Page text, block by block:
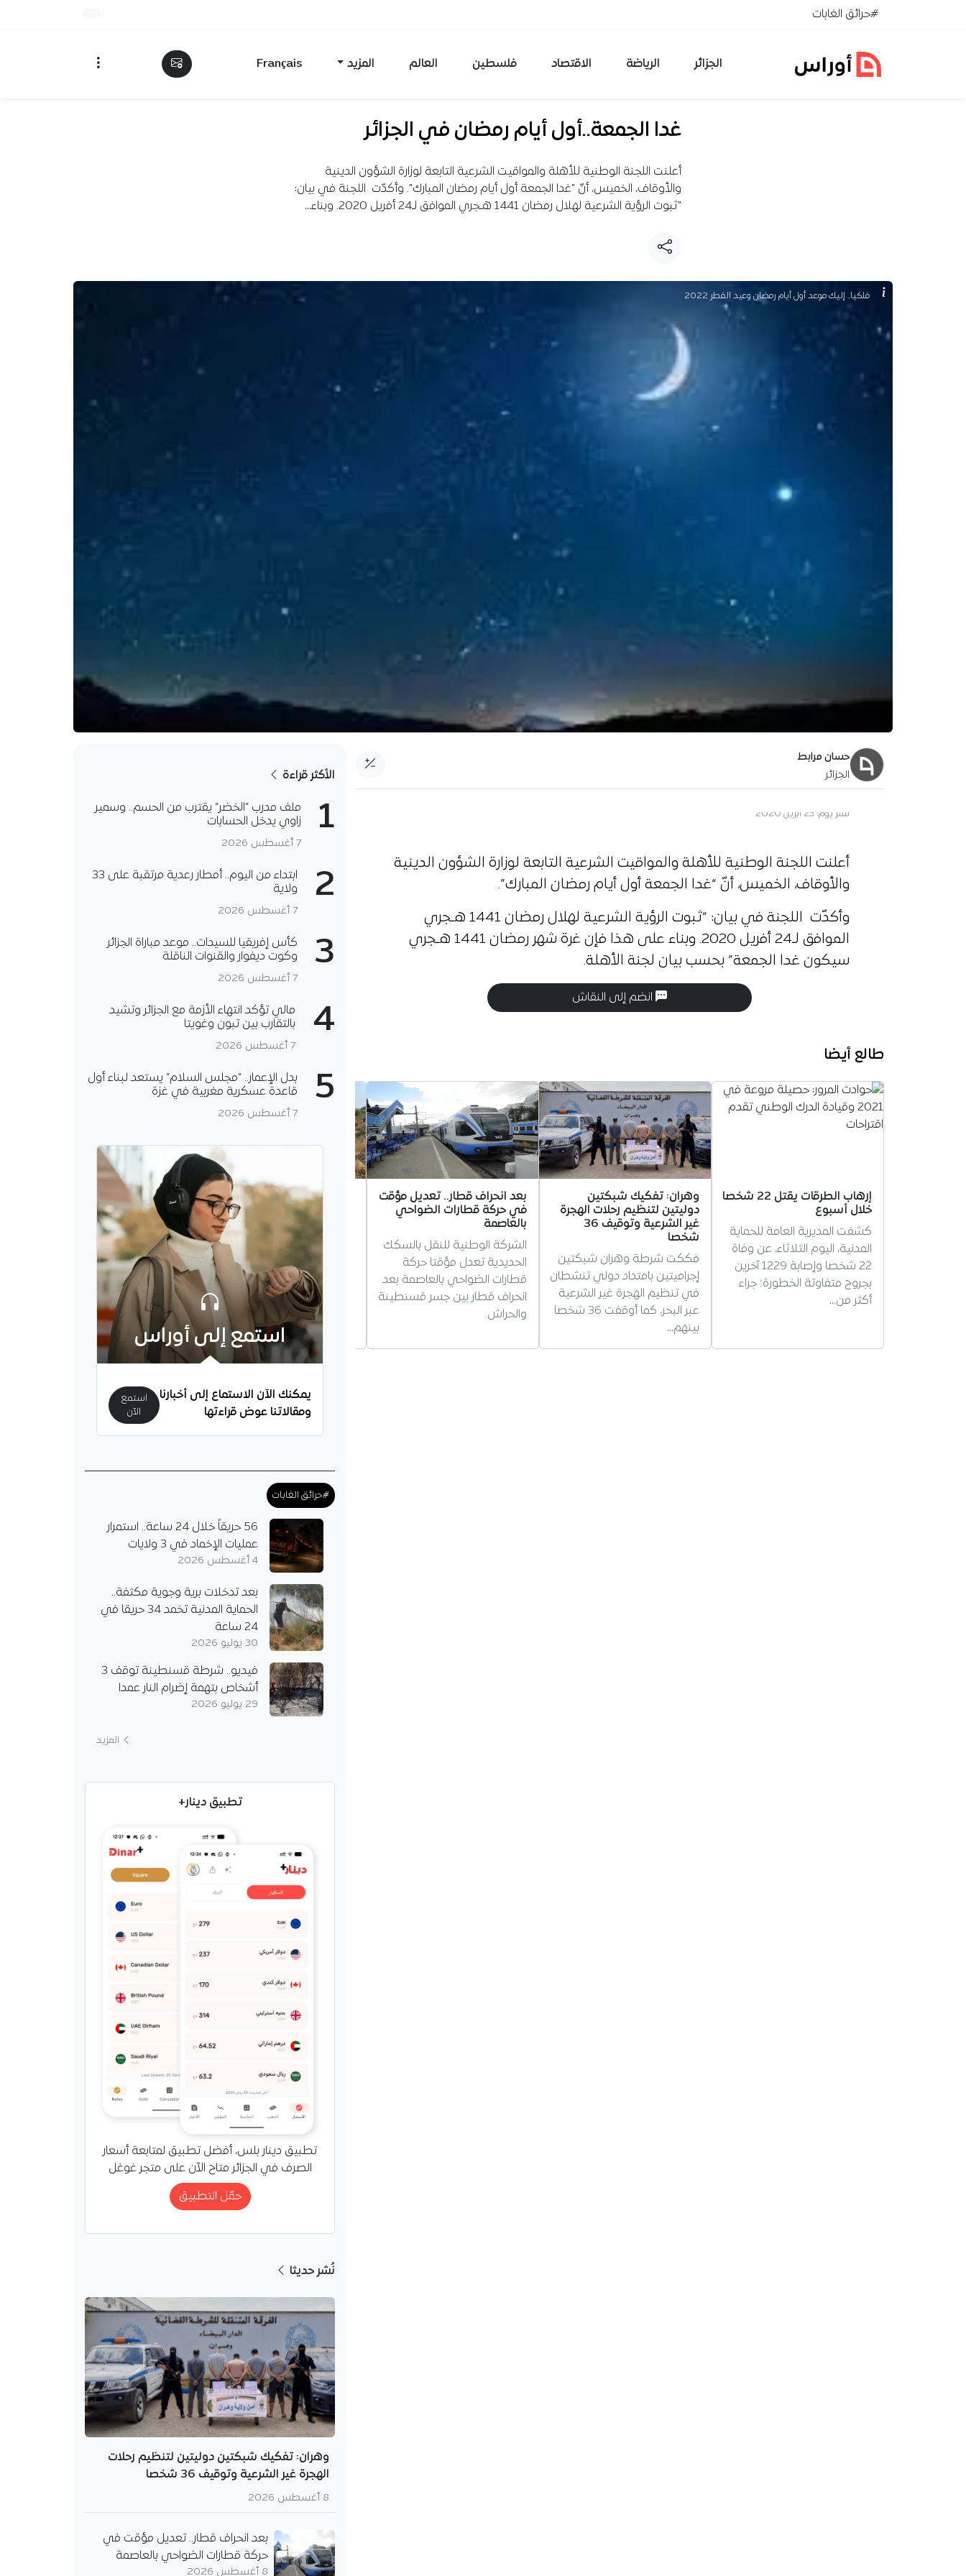
تخطي إلى المحتوى#حرائق الغابات
الجزائر الرياضة الاقتصاد فلسطين العالم المزيد Français
غدا الجمعة..أول أيام رمضان في الجزائر
أعلنت اللجنة الوطنية للأهلة والمواقيت الشرعية التابعة لوزارة الشؤون الدينية
والأوقاف، الخميس، أنّ "غدا الجمعة أول أيام رمضان المبارك". وأكدّت اللجنة في بيان:
"ثبوت الرؤية الشرعية لهلال رمضان 1441 هـجري الموافق لـ24 أفريل 2020. وبناء…
فلكيا.. إليك موعد أول أيام رمضان وعيد الفطر 2022
حسان مرابط
الجزائر
آخر تحديث:24 أبريل 2020
أعلنت اللجنة الوطنية للأهلة والمواقيت الشرعية التابعة لوزارة الشؤون الدينية
والأوقاف، الخميس، أنّ “غدا الجمعة أول أيام رمضان المبارك”.
وأكدّت اللجنة في بيان: “ثبوت الرؤية الشرعية لهلال رمضان 1441 هـجري
الموافق لـ24 أفريل 2020. وبناء على هذا فإن غرة شهر رمضان 1441 هـجري
سيكون غدا الجمعة” بحسب بيان لجنة الأهلة.
انضم إلى النقاش
طالع أيضا
إرهاب الطرقات يقتل 22 شخصا
خلال أسبوع
كشفت المديرية العامة للحماية
المدنية، اليوم الثلاثاء، عن وفاة
22 شخصا وإصابة 1229 آخرين
بجروح متفاوتة الخطورة؛ جراء
أكثر من…
وهران: تفكيك شبكتين
دوليتين لتنظيم رحلات الهجرة
غير الشرعية وتوقيف 36
شخصا
فككت شرطة وهران شبكتين
إجراميتين بامتداد دولي تنشطان
في تنظيم الهجرة غير الشرعية
عبر البحر، كما أوقفت 36 شخصا
بينهم…
بعد انحراف قطار.. تعديل مؤقت
في حركة قطارات الضواحي
بالعاصمة
الشركة الوطنية للنقل بالسكك
الحديدية تعدل مؤقتا حركة
قطارات الضواحي بالعاصمة بعد
انحراف قطار بين جسر قسنطينة
والحراش.
موعد عرض نتائج التحقيق
الإبتدائي لفاجعة بومرداس
النائب العام لدى مجلس قضاء
بومرداس يعقد اليوم ندوة
صحفية لكشف نتائج التحقيق
الابتدائي في حادث انقلاب
الحافلة الذي خلف…
الأكثر قراءة
1
ملف مدرب “الخضر” يقترب من الحسم.. وسمير
زاوي يدخل الحسابات
7 أغسطس 2026
2
ابتداء من اليوم.. أمطار رعدية مرتقبة على 33
ولاية
7 أغسطس 2026
3
كأس إفريقيا للسيدات.. موعد مباراة الجزائر
وكوت ديفوار والقنوات الناقلة
7 أغسطس 2026
4
مالي تؤكد انتهاء الأزمة مع الجزائر وتشيد
بالتقارب بين تبون وغويتا
7 أغسطس 2026
5
بدل الإعمار.. “مجلس السلام” يستعد لبناء أول
قاعدة عسكرية مغربية في غزة
7 أغسطس 2026
استمع إلى أوراس
يمكنك الآن الاستماع إلى أخبارنا
ومقالاتنا عوض قراءتها
استمع
الآن
#حرائق الغابات
56 حريقاً خلال 24 ساعة.. استمرار
عمليات الإخماد في 3 ولايات
4 أغسطس 2026
بعد تدخلات برية وجوية مكثفة..
الحماية المدنية تخمد 34 حريقا في
24 ساعة
30 يوليو 2026
فيديو.. شرطة قسنطينة توقف 3
أشخاص بتهمة إضرام النار عمدا
29 يوليو 2026
المزيد
تطبيق دينار+
تطبيق دينار بلس، أفضل تطبيق لمتابعة أسعار
الصرف في الجزائر متاح الآن على متجر غوغل
حمّل التطبيق
نُشر حديثا
وهران: تفكيك شبكتين دوليتين لتنظيم رحلات
الهجرة غير الشرعية وتوقيف 36 شخصا
8 أغسطس 2026
بعد انحراف قطار.. تعديل مؤقت في
حركة قطارات الضواحي بالعاصمة
8 أغسطس 2026